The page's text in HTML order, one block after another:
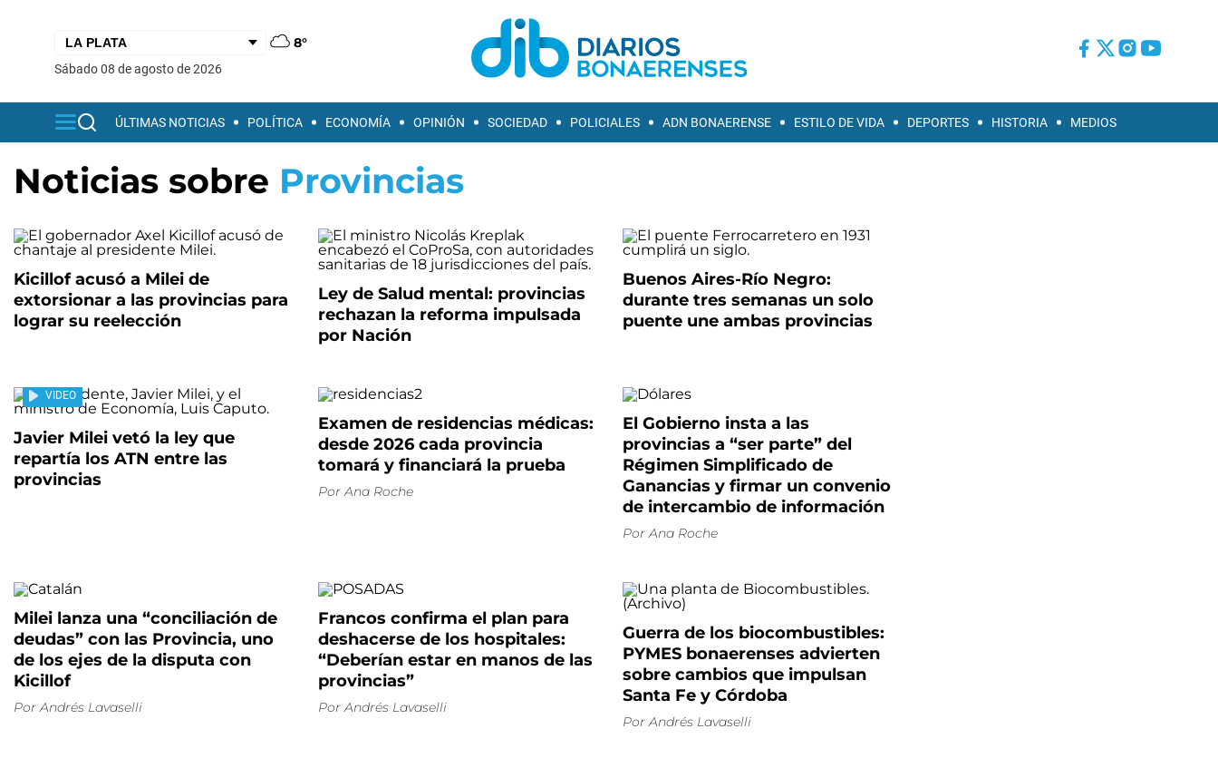
8°
sábado 08 de agosto de 2026
ÚLTIMAS NOTICIAS POLÍTICA ECONOMÍA OPINIÓN SOCIEDAD POLICIALES ADN BONAERENSE ESTILO DE VIDA DEPORTES HISTORIA MEDIOS
Noticias sobre Provincias
Kicillof acusó a Milei de
extorsionar a las provincias para
lograr su reelección
Ley de Salud mental: provincias
rechazan la reforma impulsada
por Nación
Buenos Aires-Río Negro:
durante tres semanas un solo
puente une ambas provincias
VIDEO
Javier Milei vetó la ley que
repartía los ATN entre las
provincias
Examen de residencias médicas:
desde 2026 cada provincia
tomará y financiará la prueba
Por Ana Roche
El Gobierno insta a las
provincias a “ser parte” del
Régimen Simplificado de
Ganancias y firmar un convenio
de intercambio de información
Por Ana Roche
Milei lanza una “conciliación de
deudas” con las Provincia, uno
de los ejes de la disputa con
Kicillof
Por Andrés Lavaselli
Francos confirma el plan para
deshacerse de los hospitales:
“Deberían estar en manos de las
provincias”
Por Andrés Lavaselli
Guerra de los biocombustibles:
PYMES bonaerenses advierten
sobre cambios que impulsan
Santa Fe y Córdoba
Por Andrés Lavaselli